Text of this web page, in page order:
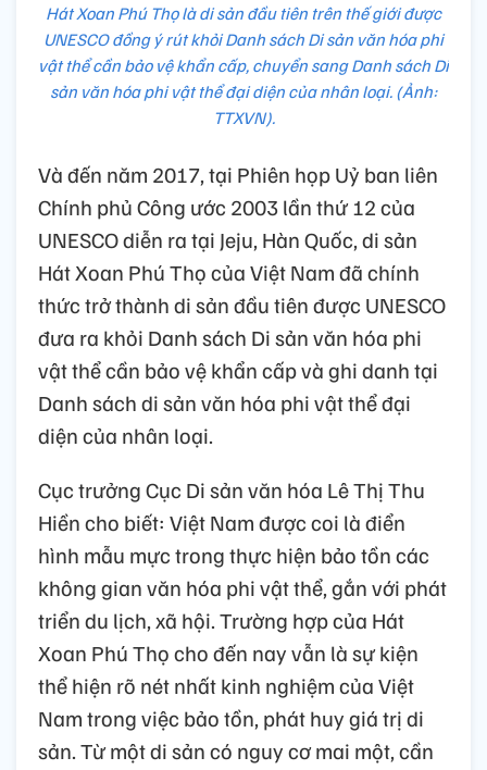
Hát Xoan Phú Thọ là di sản đầu tiên trên thế giới được
UNESCO đồng ý rút khỏi Danh sách Di sản văn hóa phi
vật thể cần bảo vệ khẩn cấp, chuyển sang Danh sách Di
sản văn hóa phi vật thể đại diện của nhân loại. (Ảnh:
TTXVN).
Và đến năm 2017, tại Phiên họp Uỷ ban liên
Chính phủ Công ước 2003 lần thứ 12 của
UNESCO diễn ra tại Jeju, Hàn Quốc, di sản
Hát Xoan Phú Thọ của Việt Nam đã chính
thức trở thành di sản đầu tiên được UNESCO
đưa ra khỏi Danh sách Di sản văn hóa phi
vật thể cần bảo vệ khẩn cấp và ghi danh tại
Danh sách di sản văn hóa phi vật thể đại
diện của nhân loại.
Cục trưởng Cục Di sản văn hóa Lê Thị Thu
Hiền cho biết: Việt Nam được coi là điển
hình mẫu mực trong thực hiện bảo tồn các
không gian văn hóa phi vật thể, gắn với phát
triển du lịch, xã hội. Trường hợp của Hát
Xoan Phú Thọ cho đến nay vẫn là sự kiện
thể hiện rõ nét nhất kinh nghiệm của Việt
Nam trong việc bảo tồn, phát huy giá trị di
sản. Từ một di sản có nguy cơ mai một, cần